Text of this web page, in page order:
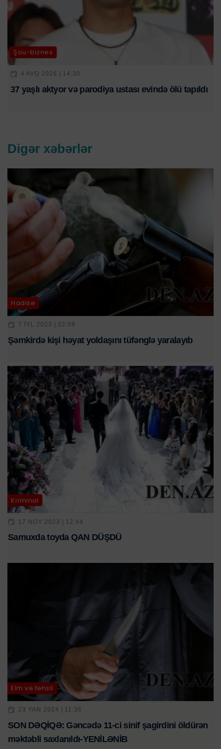
Şou-biznes
4 AVQ 2026 | 14:30
37 yaşlı aktyor və parodiya ustası evində ölü tapıldı
Digər xəbərlər
Hadisə
7 IYL 2023 | 22:09
Şəmkirdə kişi həyat yoldaşını tüfənglə yaralayıb
Kriminal
17 NOY 2023 | 12:44
Samuxda toyda QAN DÜŞDÜ
Elm və təhsil
23 YAN 2024 | 11:36
SON DƏQİQƏ: Gəncədə 11-ci sinif şagirdini öldürən
məktəbli saxlanıldı-YENİLƏNİB